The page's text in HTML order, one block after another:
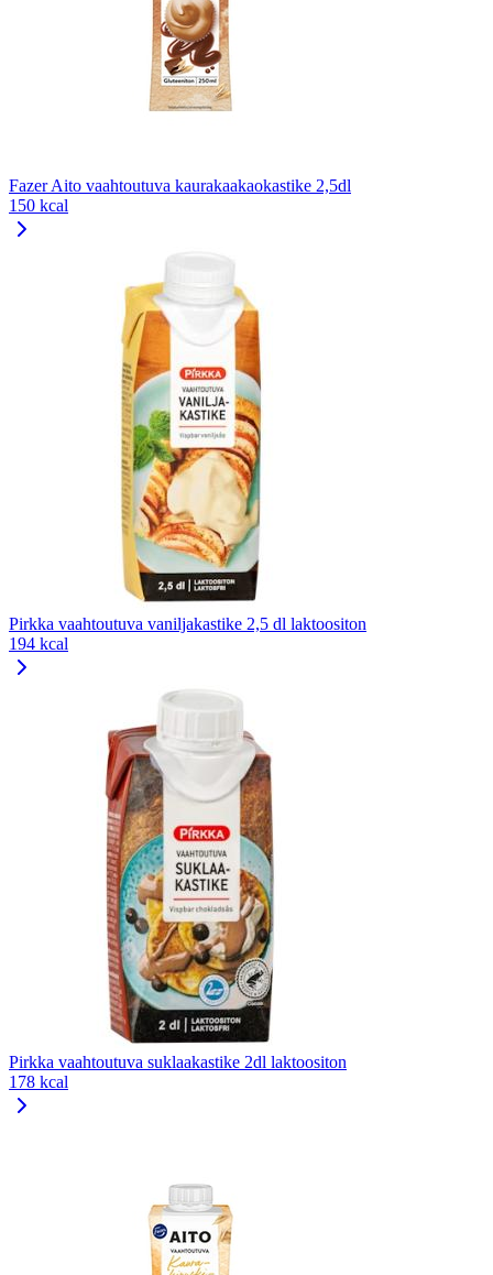
Fazer Aito vaahtoutuva kaurakaakaokastike 2,5dl
150 kcal
Pirkka vaahtoutuva vaniljakastike 2,5 dl laktoositon
194 kcal
Pirkka vaahtoutuva suklaakastike 2dl laktoositon
178 kcal